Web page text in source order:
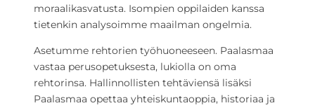
moraalikasvatusta. Isompien oppilaiden kanssa
tietenkin analysoimme maailman ongelmia.
Asetumme rehtorien työhuoneeseen. Paalasmaa
vastaa perusopetuksesta, lukiolla on oma
rehtorinsa. Hallinnollisten tehtäviensä lisäksi
Paalasmaa opettaa yhteiskuntaoppia, historiaa ja